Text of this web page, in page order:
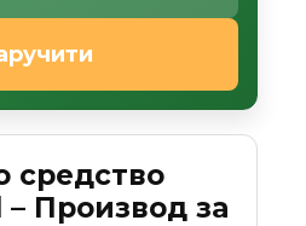
средство
Производ за